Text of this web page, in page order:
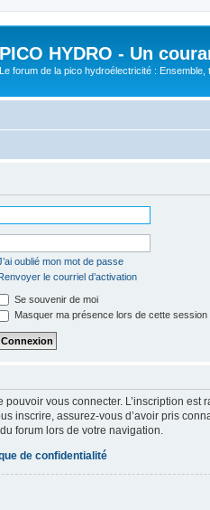
PICO HYDRO - Un
Le forum de la pico hydroélectricité : Ensemble,
oublié mon mot de passe
le courriel d’activation
Se souvenir de moi
Masquer ma présence lors de cette session
pouvoir vous connecter. L’inscription
inscrire, assurez-vous d’avoir pris
forum lors de votre navigation.
de confidentialité